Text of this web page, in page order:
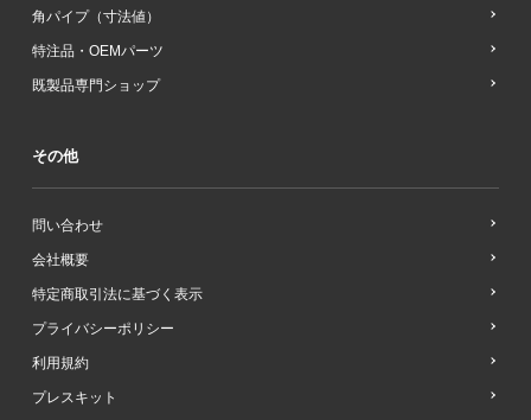
角パイプ（寸法値）
特注品・OEMパーツ
既製品専門ショップ
その他
問い合わせ
会社概要
特定商取引法に基づく表示
プライバシーポリシー
利用規約
プレスキット